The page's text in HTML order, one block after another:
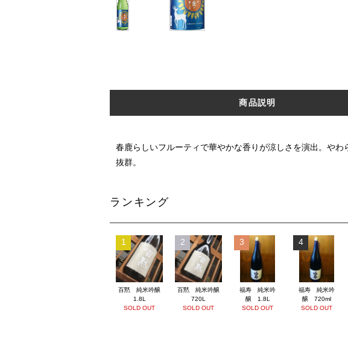
商品説明
春鹿らしいフルーティで華やかな香りが涼しさを演出。や
抜群。
ランキング
1
百黙 純米吟醸
1.8L
SOLD OUT
2
百黙 純米吟醸
720L
SOLD OUT
3
福寿 純米吟
醸 1.8L
SOLD OUT
4
福寿 純米吟
醸 720ml
SOLD OUT